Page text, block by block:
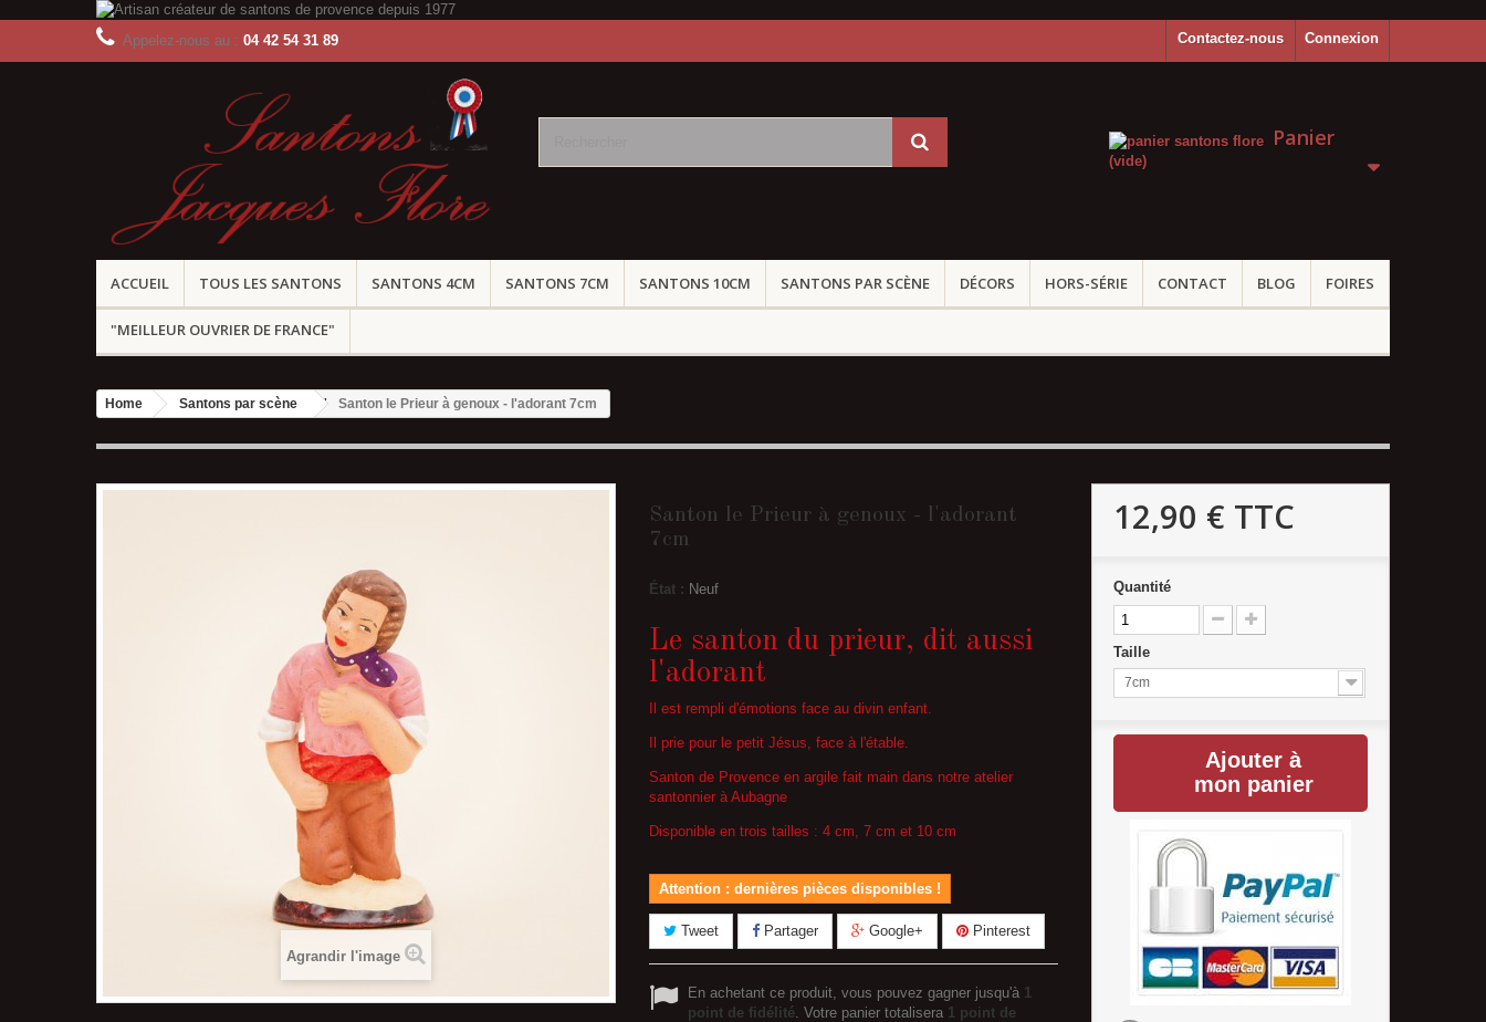
Connexion
Contactez-nous
Appelez-nous au : 04 42 54 31 89
Panier
(vide)
ACCUEIL TOUS LES SANTONS SANTONS 4CM SANTONS 7CM SANTONS 10CM SANTONS PAR SCÈNE DÉCORS HORS-SÉRIE CONTACT BLOG FOIRES
"MEILLEUR OUVRIER DE FRANCE"
Home Santons par scène Santon le Prieur à genoux - l'adorant 7cm
Agrandir l'image
Santon le Prieur à genoux - l'adorant
7cm
État : Neuf
Le santon du prieur, dit aussi
l'adorant
Il est rempli d'émotions face au divin enfant.
Il prie pour le petit Jésus, face à l'étable.
Santon de Provence en argile fait main dans notre atelier
santonnier à Aubagne
Disponible en trois tailles : 4 cm, 7 cm et 10 cm
Attention : dernières pièces disponibles !
Tweet Partager Google+ Pinterest
En achetant ce produit, vous pouvez gagner jusqu'à 1
point de fidélité . Votre panier totalisera 1 point de
12,90 € TTC
Quantité
Taille
7cm
Ajouter à
mon panier